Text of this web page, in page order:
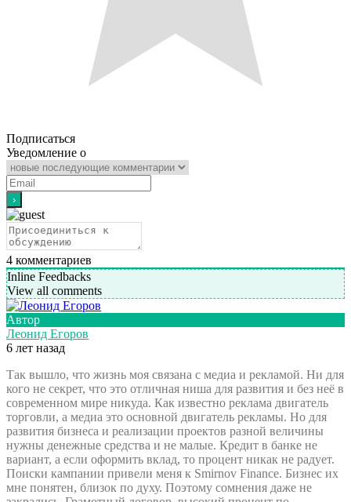
Подписаться
Уведомление о
4 комментариев
Inline Feedbacks
View all comments
Автор
Леонид Егоров
6 лет назад
Так вышло, что жизнь моя связана с медиа и рекламой. Ни для
кого не секрет, что это отличная ниша для развития и без неё в
современном мире никуда. Как известно реклама двигатель
торговли, а медиа это основной двигатель рекламы. Но для
развития бизнеса и реализации проектов разной величины
нужны денежные средства и не малые. Кредит в банке не
вариант, а если оформить вклад, то процент никак не радует.
Поиски кампании привели меня к Smirnov Finance. Бизнес их
мне понятен, близок по духу. Поэтому сомнения даже не